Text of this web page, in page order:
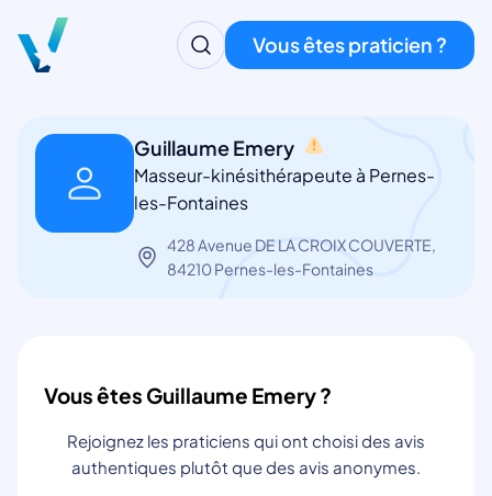
Vous êtes praticien ?
Guillaume Emery
Masseur-kinésithérapeute à Pernes-
les-Fontaines
428 Avenue DE LA CROIX COUVERTE,
84210 Pernes-les-Fontaines
Vous êtes Guillaume Emery ?
Rejoignez les praticiens qui ont choisi des avis
authentiques plutôt que des avis anonymes.